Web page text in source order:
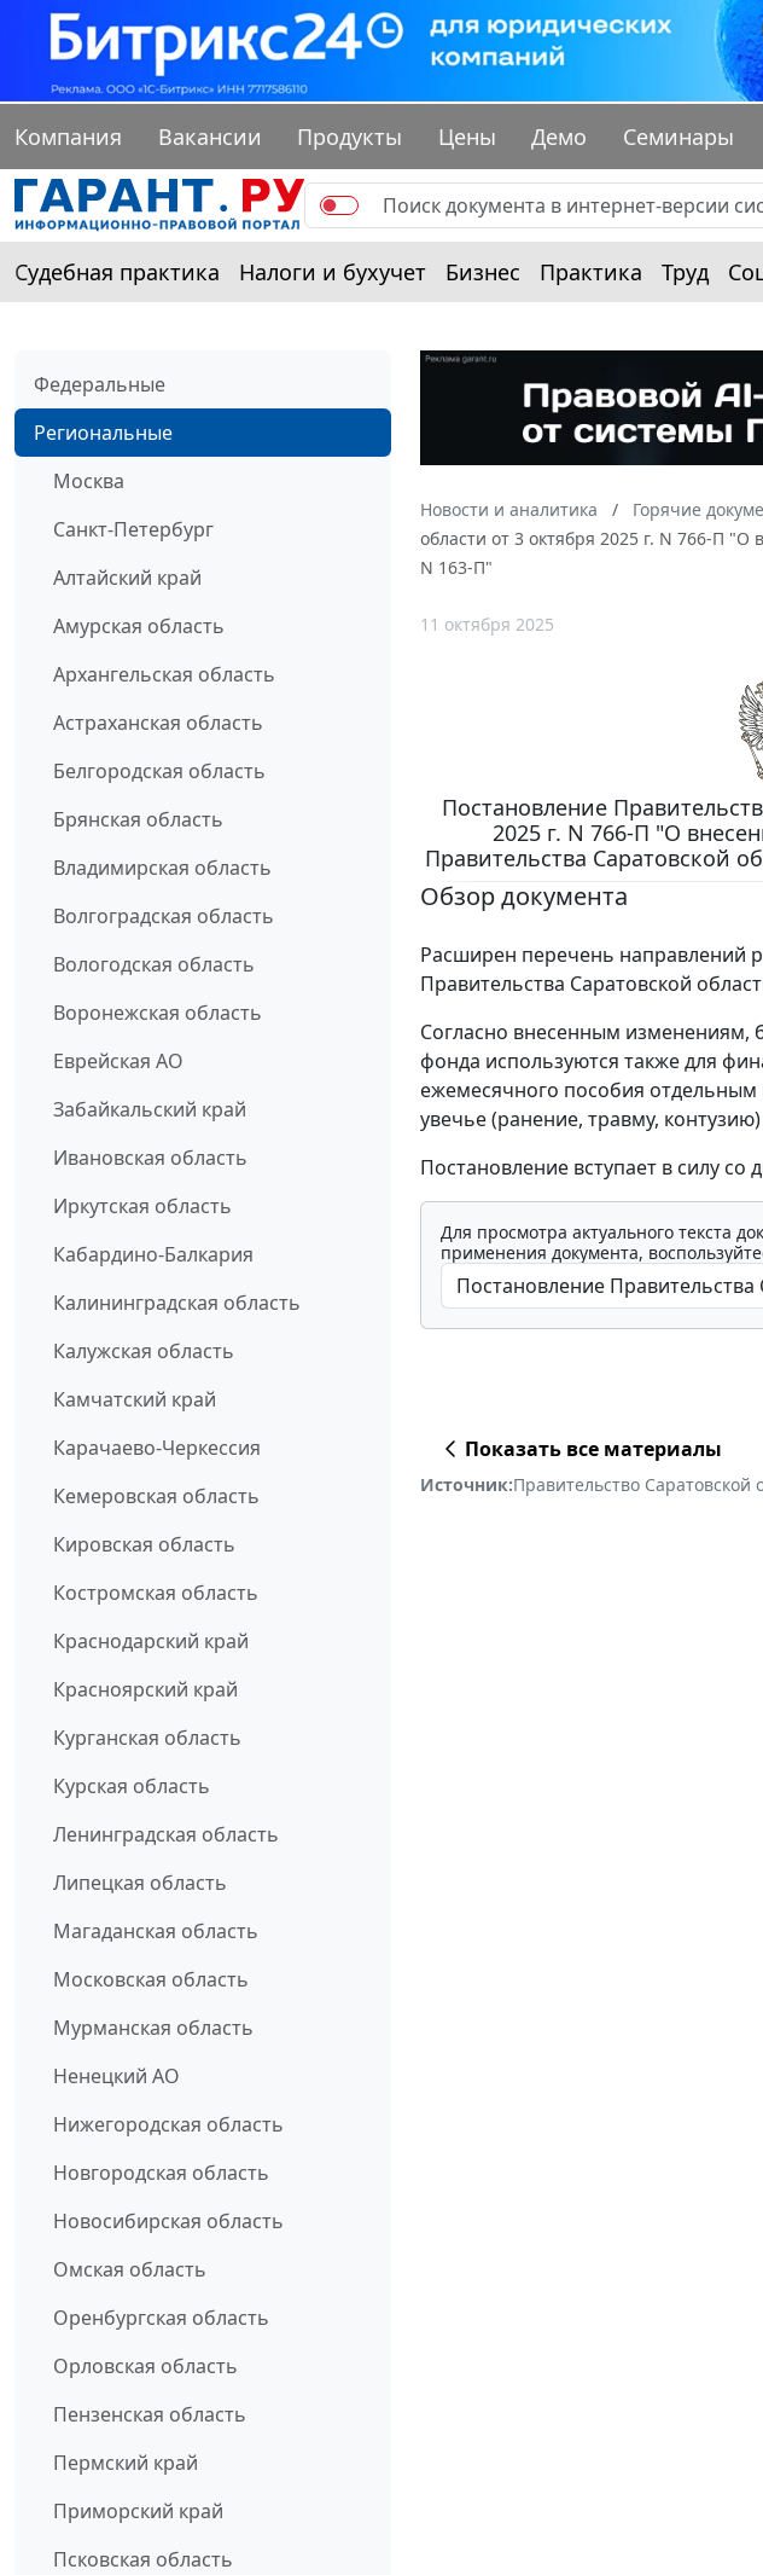
Компания Вакансии Продукты Цены Демо Семинары
Судебная практика Налоги и бухучет Бизнес Практика Труд
Федеральные
Региональные
Москва
Санкт-Петербург
Алтайский край
Амурская область
Архангельская область
Астраханская область
Белгородская область
Брянская область
Владимирская область
Волгоградская область
Вологодская область
Воронежская область
Еврейская АО
Забайкальский край
Ивановская область
Иркутская область
Кабардино-Балкария
Калининградская область
Калужская область
Камчатский край
Карачаево-Черкессия
Кемеровская область
Кировская область
Костромская область
Краснодарский край
Красноярский край
Курганская область
Курская область
Ленинградская область
Липецкая область
Магаданская область
Московская область
Мурманская область
Ненецкий АО
Нижегородская область
Новгородская область
Новосибирская область
Омская область
Оренбургская область
Орловская область
Пензенская область
Пермский край
Приморский край
Псковская область
Новости и аналитика Горячие
области от 3 октября 2025 г. N 766-П
N 163-П"
11 октября 2025
Постановление
2025 г. N 766-П "О
Правительства Саратовской
Обзор документа
Расширен перечень направлений
Правительства Саратовской
Согласно внесенным изменениям,
фонда используются также для
ежемесячного пособия
увечье (ранение, травму,
Постановление вступает в силу
Для просмотра актуального текста
применения документа,
Показать все материалы
Источник:Правительство Саратовской